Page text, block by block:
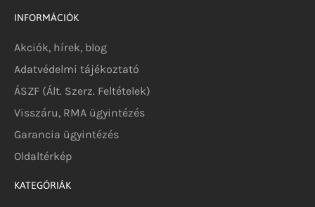
INFORMÁCIÓK
Akciók, hírek, blog
Adatvédelmi tájékoztató
ÁSZF (Ált. Szerz. Feltételek)
Visszáru, RMA ügyintézés
Garancia ügyintézés
Oldaltérkép
KATEGÓRIÁK